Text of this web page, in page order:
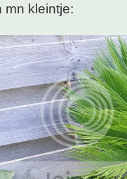
mn kleintje: